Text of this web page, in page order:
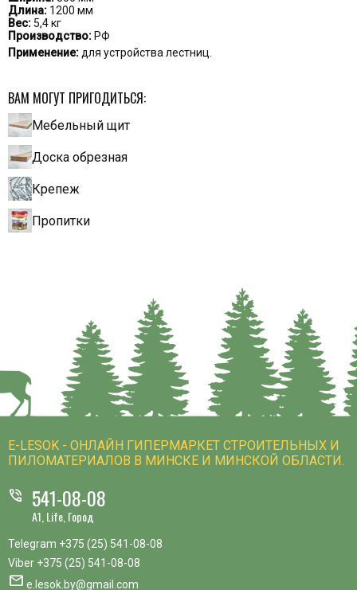
Длина: 1200 мм
Вес: 5,4 кг
Производство: РФ
Применение: для устройства лестниц.
ВАМ МОГУТ ПРИГОДИТЬСЯ:
Мебельный щит
Доска обрезная
Крепеж
Пропитки
E-LESOK - ОНЛАЙН ГИПЕРМАРКЕТ СТРОИТЕЛЬНЫХ И
ПИЛОМАТЕРИАЛОВ В МИНСКЕ И МИНСКОЙ ОБЛАСТИ.
phone_in_talk 541-08-08
A1, Life, Город
Telegram +375 (25) 541-08-08
Viber +375 (25) 541-08-08
mail e.lesok.by@gmail.com